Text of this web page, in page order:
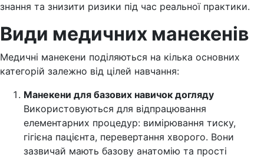
знання та знизити ризики під час реальної практики.
Види медичних манекенів
Медичні манекени поділяються на кілька основних
категорій залежно від цілей навчання:
Манекени для базових навичок догляду
Використовуються для відпрацювання
елементарних процедур: вимірювання тиску,
гігієна пацієнта, перевертання хворого. Вони
зазвичай мають базову анатомію та прості